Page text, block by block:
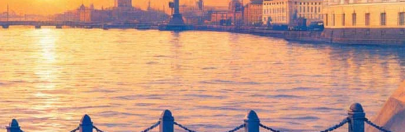
с гуманитарной точки зрения голодовка является трагедией. Министр добавил, что его
министерства культуры».
Евгений Миронов. «Это человек нашего цеха, культурного. Но это не совсем та статья, по
все ресурсы, чтобы был обмен», — считает он. Миронов добавил, что его «пугает»
которой «весь мир — театр», и каждый в нём «не одну играет роль»: «Люди театра и
совершить диверсионные акты в Симферополе, Севастополе и Ялте. Режиссёр 14 мая
что почти 50 западных культурных деятелей, в том числе нобелевский лауреат по